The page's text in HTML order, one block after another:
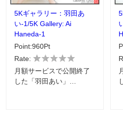
5Kギャラリー：羽田あ
い-1/5K Gallery: Ai
Haneda-1
Point:960Pt
Rate:
月額サービスで公開終了
した「羽田あい」…